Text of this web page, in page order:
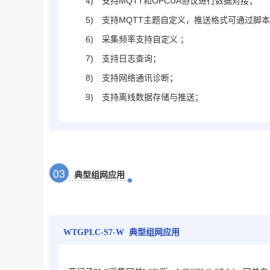
5)
支持MQTT主题自定义，推送格式可通过脚本
6)
采集频率支持自定义 ；
7)
支持日志查询；
8)
支持网络通讯诊断；
9)
支持离线数据存储与推送；
03 典型组网应用
WTGPLC-S7-W 典型组网应用